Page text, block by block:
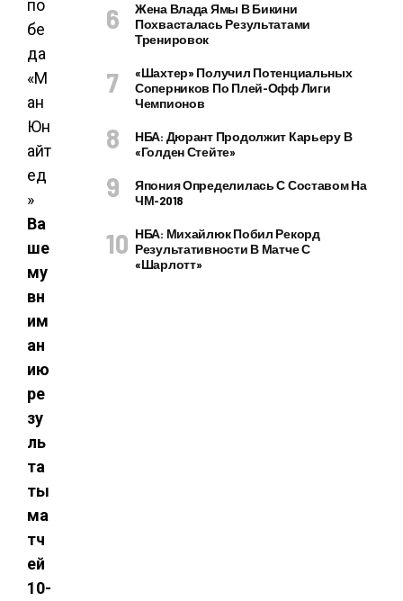
Ва
ше
му
вн
им
ан
ию
ре
зу
ль
та
ты
ма
тч
ей
10-
Жена Влада Ямы В Бикини
Похвасталась Результатами
Тренировок
«Шахтер» Получил Потенциальных
Соперников По Плей-Офф Лиги
Чемпионов
НБА: Дюрант Продолжит Карьеру В
«Голден Стейте»
Япония Определилась С Составом На
ЧМ-2018
НБА: Михайлюк Побил Рекорд
Результативности В Матче С
«Шарлотт»